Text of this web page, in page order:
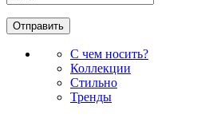
С чем носить?
Коллекции
Стильно
Тренды